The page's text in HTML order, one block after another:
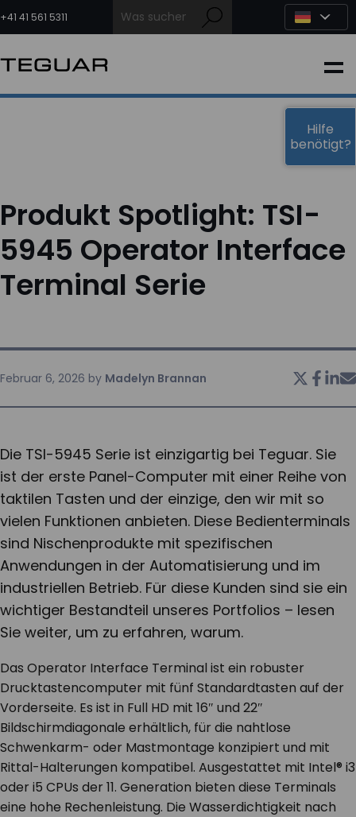
Inhalt
springen
+41 41 561 5311
INDUSTRIE
OEM LÖSUNGEN
KONTAKT
Produkt Spotlight: TSI-
5945 Operator Interface
Terminal Serie
Februar 6, 2026 by Madelyn Brannan
Die TSI-5945 Serie ist einzigartig bei Teguar. Sie
ist der erste Panel-Computer mit einer Reihe von
taktilen Tasten und der einzige, den wir mit so
vielen Funktionen anbieten. Diese Bedienterminals
sind Nischenprodukte mit spezifischen
Anwendungen in der Automatisierung und im
industriellen Betrieb. Für diese Kunden sind sie ein
wichtiger Bestandteil unseres Portfolios – lesen
Sie weiter, um zu erfahren, warum.
Das Operator Interface Terminal ist ein robuster
Drucktastencomputer mit fünf Standardtasten auf der
Vorderseite. Es ist in Full HD mit 16″ und 22″
Bildschirmdiagonale erhältlich, für die nahtlose
Schwenkarm- oder Mastmontage konzipiert und mit
Rittal-Halterungen kompatibel. Ausgestattet mit Intel® i3
oder i5 CPUs der 11. Generation bieten diese Terminals
eine hohe Rechenleistung. Die Wasserdichtigkeit nach
Hilfe
benötigt?